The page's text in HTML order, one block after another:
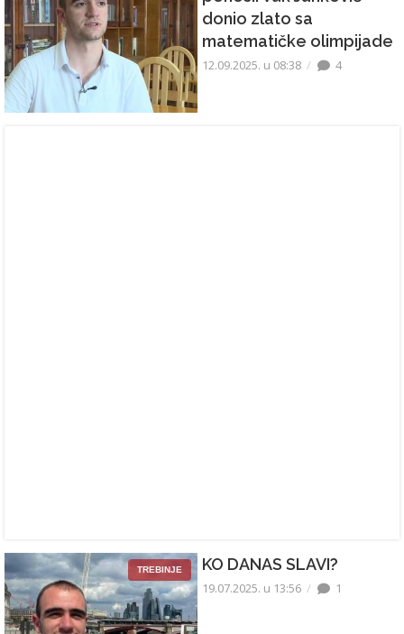
donio zlato sa
matematičke olimpijade
12.09.2025. u 08:38 4
TREBINJE KO DANAS SLAVI?
19.07.2025. u 13:56 1